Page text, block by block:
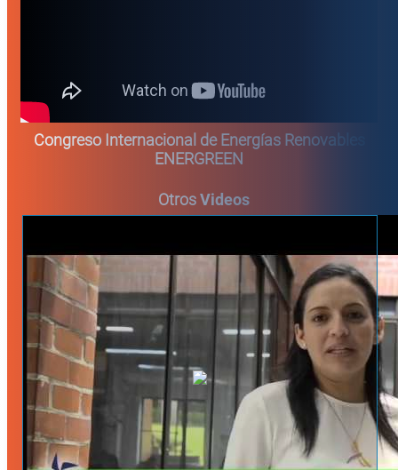
Congreso Internacional de Energías Renovables
ENERGREEN
OtrosVideos